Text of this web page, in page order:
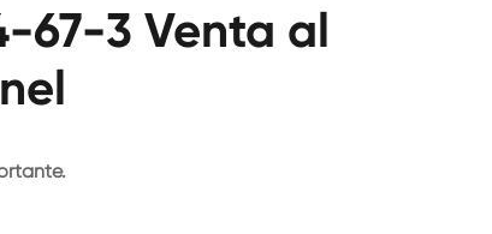
67-3 Venta al